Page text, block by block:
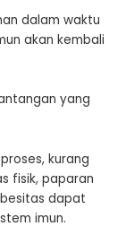
dalam waktu
akan kembali
yang
kurang
fisik, paparan
dapat
imun.